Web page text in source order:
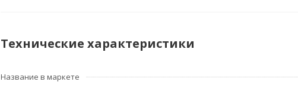
Технические характеристики
Название в маркете